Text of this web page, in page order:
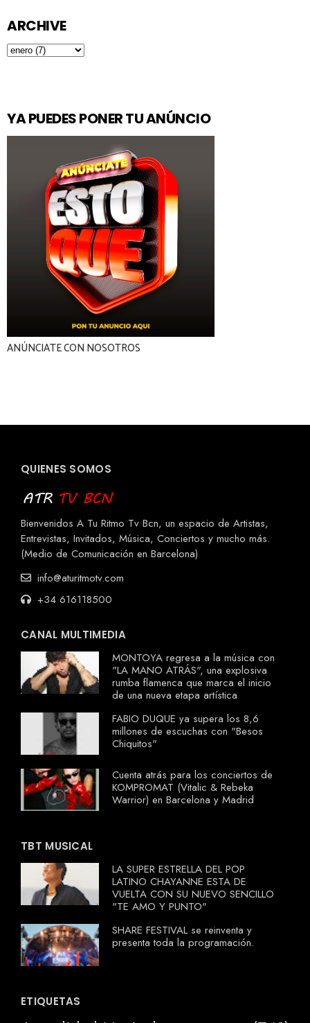
ARCHIVE
YA PUEDES PONER TU ANÚNCIO
ANÚNCIATE CON NOSOTROS
QUIENES SOMOS
Bienvenidos A Tu Ritmo Tv Bcn, un espacio de Artistas,
Entrevistas, Invitados, Música, Conciertos y mucho más.
(Medio de Comunicación en Barcelona)
info@aturitmotv.com
+34 616118500
CANAL MULTIMEDIA
MONTOYA regresa a la música con
"LA MANO ATRÁS", una explosiva
rumba flamenca que marca el inicio
de una nueva etapa artística
FABIO DUQUE ya supera los 8,6
millones de escuchas con "Besos
Chiquitos"
Cuenta atrás para los conciertos de
KOMPROMAT (Vitalic & Rebeka
Warrior) en Barcelona y Madrid
TBT MUSICAL
LA SUPER ESTRELLA DEL POP
LATINO CHAYANNE ESTA DE
VUELTA CON SU NUEVO SENCILLO
"TE AMO Y PUNTO"
SHARE FESTIVAL se reinventa y
presenta toda la programación.
ETIQUETAS